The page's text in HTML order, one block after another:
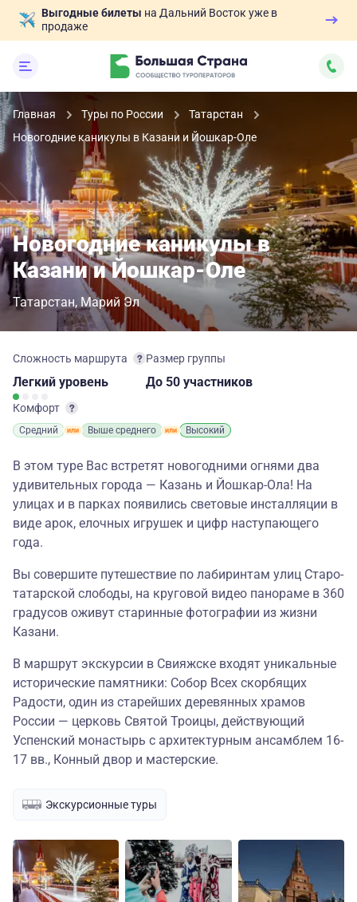
Выгодные билеты на Дальний Восток уже в
продаже
Главная Туры по России
Татарстан
Новогодние каникулы в Казани и Йошкар-Оле
Новогодние каникулы в
Казани и Йошкар-Оле
Татарстан Марий Эл
Сложность маршрута
Легкий уровень
Комфорт
Средний Выше среднего Высокий
Размер группы
до 50 участников
В этом туре Вас встретят новогодними огнями два
удивительных города — Казань и Йошкар-Ола! На
улицах и в парках появились световые инсталляции в
виде арок, елочных игрушек и цифр наступающего
года.
Вы совершите путешествие по лабиринтам улиц Старо-
татарской слободы, на круговой видео панораме в 360
градусов оживут старинные фотографии из жизни
Казани.
В маршрут экскурсии в Свияжске входят уникальные
исторические памятники: Собор Всех скорбящих
Радости, один из старейших деревянных храмов
России — церковь Святой Троицы, действующий
Успенский монастырь с архитектурным ансамблем 16-
17 вв., Конный двор и мастерские.
Экскурсионные туры